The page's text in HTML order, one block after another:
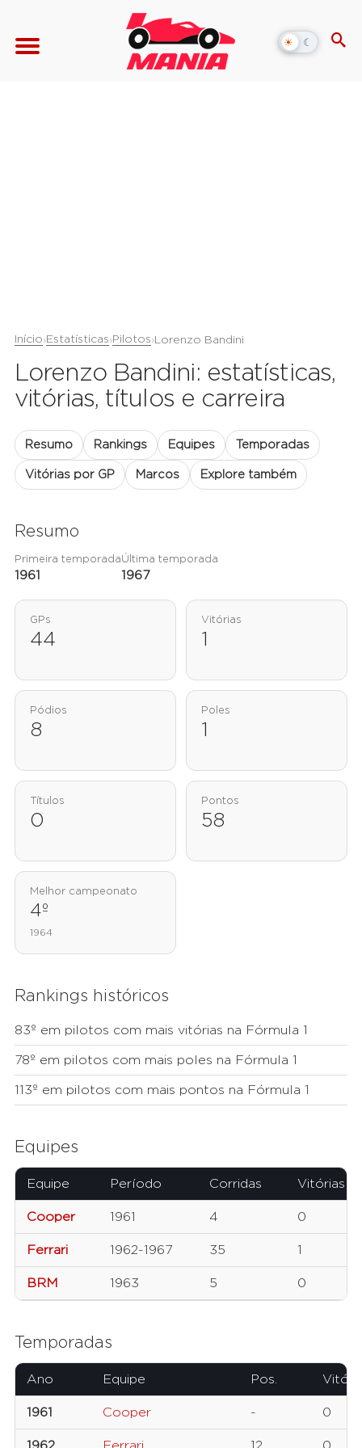
☀ ☾
Alternar
modo
Início›Estatísticas›Pilotos›Lorenzo Bandini
Lorenzo Bandini: estatísticas,
vitórias, títulos e carreira
Resumo Rankings Equipes Temporadas
Vitórias por GP Marcos Explore também
Resumo
Primeira temporada
1961
Última temporada
1967
GPs
44
Vitórias
1
Pódios
8
Poles
1
Títulos
0
Pontos
58
Melhor campeonato
4º
1964
Rankings históricos
83º em pilotos com mais vitórias na Fórmula 1
78º em pilotos com mais poles na Fórmula 1
113º em pilotos com mais pontos na Fórmula 1
Equipes
Equipe Período Corridas Vitórias
Cooper 1961 4 0
Ferrari 1962-1967 35 1
BRM 1963 5 0
Temporadas
Ano Equipe Pos.
1961 Cooper - 0